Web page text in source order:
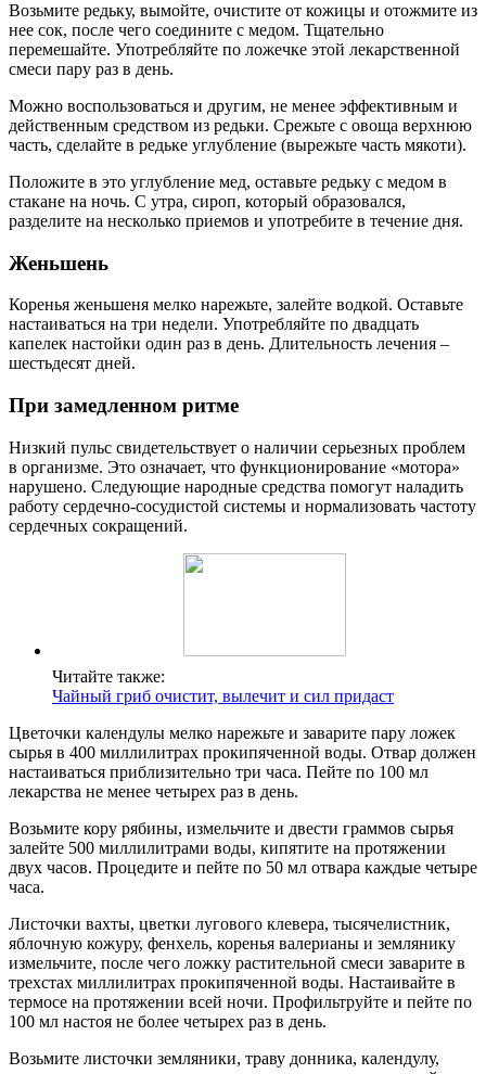
Возьмите редьку, вымойте, очистите от кожицы и отожмите из
нее сок, после чего соедините с медом. Тщательно
перемешайте. Употребляйте по ложечке этой лекарственной
смеси пару раз в день.
Можно воспользоваться и другим, не менее эффективным и
действенным средством из редьки. Срежьте с овоща верхнюю
часть, сделайте в редьке углубление (вырежьте часть мякоти).
Положите в это углубление мед, оставьте редьку с медом в
стакане на ночь. С утра, сироп, который образовался,
разделите на несколько приемов и употребите в течение дня.
Женьшень
Коренья женьшеня мелко нарежьте, залейте водкой. Оставьте
настаиваться на три недели. Употребляйте по двадцать
капелек настойки один раз в день. Длительность лечения –
шестьдесят дней.
При замедленном ритме
Низкий пульс свидетельствует о наличии серьезных проблем
в организме. Это означает, что функционирование «мотора»
нарушено. Следующие народные средства помогут наладить
работу сердечно-сосудистой системы и нормализовать частоту
сердечных сокращений.
Читайте также:
Чайный гриб очистит, вылечит и сил придаст
Цветочки календулы мелко нарежьте и заварите пару ложек
сырья в 400 миллилитрах прокипяченной воды. Отвар должен
настаиваться приблизительно три часа. Пейте по 100 мл
лекарства не менее четырех раз в день.
Возьмите кору рябины, измельчите и двести граммов сырья
залейте 500 миллилитрами воды, кипятите на протяжении
двух часов. Процедите и пейте по 50 мл отвара каждые четыре
часа.
Листочки вахты, цветки лугового клевера, тысячелистник,
яблочную кожуру, фенхель, коренья валерианы и землянику
измельчите, после чего ложку растительной смеси заварите в
трехстах миллилитрах прокипяченной воды. Настаивайте в
термосе на протяжении всей ночи. Профильтруйте и пейте по
100 мл настоя не более четырех раз в день.
Возьмите листочки земляники, траву донника, календулу,